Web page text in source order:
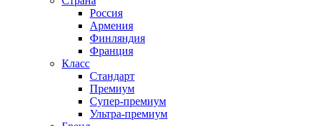
Россия
Армения
Финляндия
Франция
Класс
Стандарт
Премиум
Супер-премиум
Ультра-премиум